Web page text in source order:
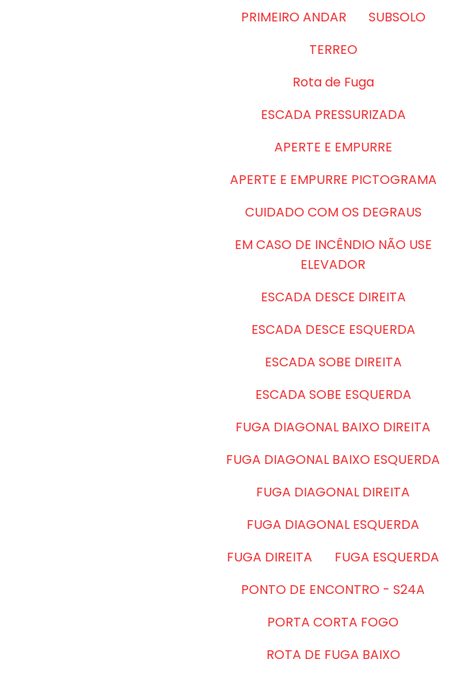
PRIMEIRO ANDAR
SUBSOLO
TERREO
Rota de Fuga
ESCADA PRESSURIZADA
APERTE E EMPURRE
APERTE E EMPURRE PICTOGRAMA
CUIDADO COM OS DEGRAUS
EM CASO DE INCÊNDIO NÃO USE
ELEVADOR
ESCADA DESCE DIREITA
ESCADA DESCE ESQUERDA
ESCADA SOBE DIREITA
ESCADA SOBE ESQUERDA
FUGA DIAGONAL BAIXO DIREITA
FUGA DIAGONAL BAIXO ESQUERDA
FUGA DIAGONAL DIREITA
FUGA DIAGONAL ESQUERDA
FUGA DIREITA
FUGA ESQUERDA
PONTO DE ENCONTRO - S24A
PORTA CORTA FOGO
ROTA DE FUGA BAIXO